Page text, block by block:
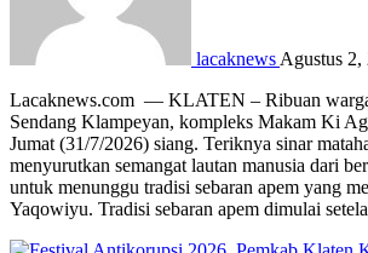
lacaknews Agustus 2,
Lacaknews.com — KLATEN – Ribuan
Sendang Klampeyan, kompleks Makam Ki
Jumat (31/7/2026) siang. Teriknya sinar
menyurutkan semangat lautan manusia dari
untuk menunggu tradisi sebaran apem yang
Yaqowiyu. Tradisi sebaran apem dimulai